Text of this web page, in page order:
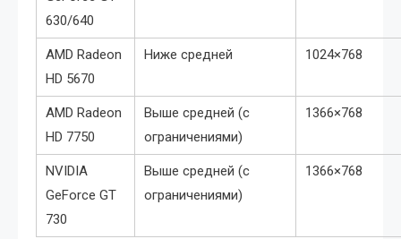
630/640
AMD Radeon
HD 5670
Ниже средней 1024×768
AMD Radeon
HD 7750
Выше средней (с
ограничениями)
1366×768
NVIDIA
GeForce GT
730
Выше средней (с
ограничениями)
1366×768